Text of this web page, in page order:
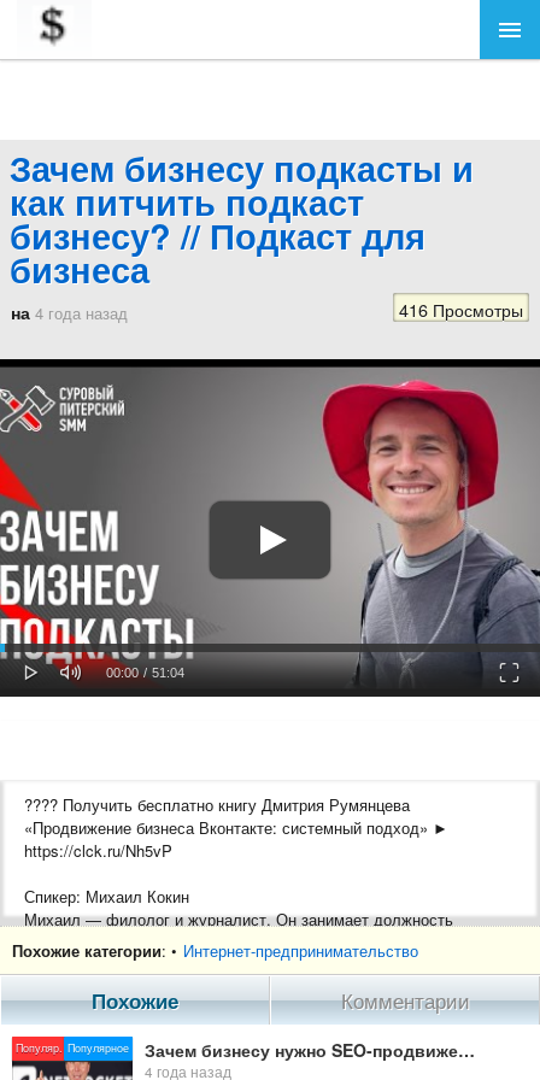
Зачем бизнесу подкасты и
как питчить подкаст
бизнесу? // Подкаст для
бизнеса
на 4 года назад 416 Просмотры
Play Mute
Current
00:00 / Duration
51:04
???? Получить бесплатно книгу Дмитрия Румянцева
«Продвижение бизнеса Вконтакте: системный подход» ►
https://clck.ru/Nh5vP
Спикер: Михаил Кокин
Михаил — филолог и журналист. Он занимает должность
издателя и диджитал-директора в агентстве бренд-медиа
«Дорогая редакция» и является ex-программным директором
Тема доклада: Зачем бизнесу подкасты и как питчить подкаст
бизнесу?
Похожие категории: • Интернет-предпринимательство
Похожие Комментарии
Популяр. Популярное Зачем бизнесу нужно SEO-продвижение сайта? | Netrocket | Даниил Драмшев
4 года назад